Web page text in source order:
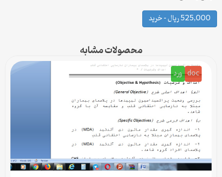
525,000 ریال – خرید
محصولات مشابه
doc ورد